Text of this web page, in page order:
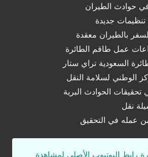
في حوادث الطيران
تنظيمات جديدة
بالطيران معقدة
عمل طاقم الطائرة
السعودية تراي ستار
الوطني لسلامة النقل
الحوادث البرية
نقل
عمله في التحقيق
رابط اليوتيوب الأصلي لمشاهدة